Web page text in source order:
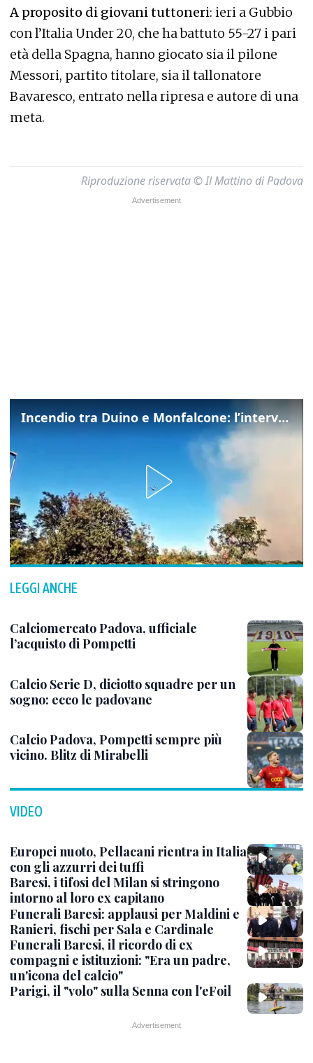
A proposito di giovani tuttoneri: ieri a Gubbio
con l’Italia Under 20, che ha battuto 55-27 i pari
età della Spagna, hanno giocato sia il pilone
Messori, partito titolare, sia il tallonatore
Bavaresco, entrato nella ripresa e autore di una
meta.
Riproduzione riservata © Il Mattino di Padova
Incendio tra Duino e Monfalcone: l’intervento dei vigili del fuoco
LEGGI ANCHE
Calciomercato Padova, ufficiale
l’acquisto di Pompetti
Calcio Serie D, diciotto squadre per un
sogno: ecco le padovane
Calcio Padova, Pompetti sempre più
vicino. Blitz di Mirabelli
VIDEO
Europei nuoto, Pellacani rientra in Italia
con gli azzurri dei tuffi
Baresi, i tifosi del Milan si stringono
intorno al loro ex capitano
Funerali Baresi: applausi per Maldini e
Ranieri, fischi per Sala e Cardinale
Funerali Baresi, il ricordo di ex
compagni e istituzioni: "Era un padre,
un'icona del calcio"
Parigi, il "volo" sulla Senna con l'eFoil